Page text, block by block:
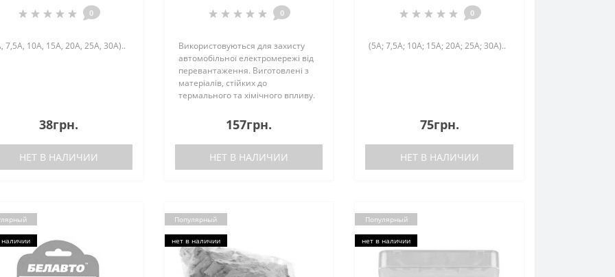
0
7,5А, 10А, 15А, 20А, 25А, 30А)..
38грн.
НЕТ В НАЛИЧИИ
0
Використовуються для захисту
автомобільної електромережі від
перевантаження. Виготовлені з
матеріалів, стійких до
термального та хімічного впливу.
стандартам якості. Корпус
виготовлений з міцного до
механічних пошкоджень п..
157грн.
НЕТ В НАЛИЧИИ
0
(5A; 7,5A; 10A; 15A; 20A; 25A; 30A)..
75грн.
НЕТ В НАЛИЧИИ
Популярный
нет в наличии
Популярный
нет в наличии